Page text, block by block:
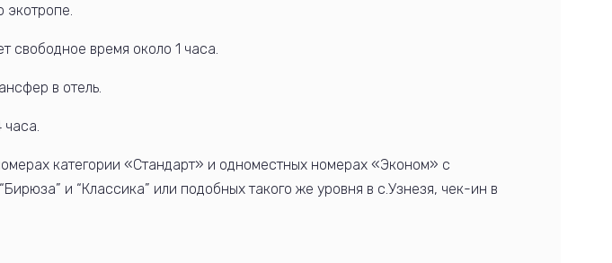
экотропе.
свободное время около 1 часа.
в отель.
часа.
категории «Стандарт» и одноместных номерах «Эконом» с
и “Классика” или подобных такого же уровня в с.Узнезя, чек-ин в